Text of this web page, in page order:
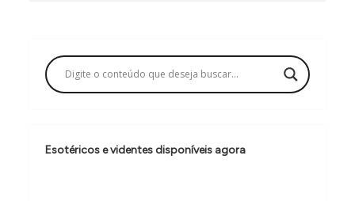
a
ç
o
d
Esotéricos e videntes disponíveis agora